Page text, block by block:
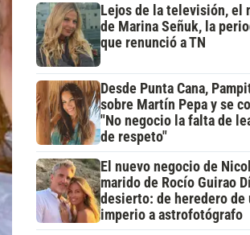
Lejos de la televisión, el
de Marina Señuk, la
que renunció a TN
Desde Punta Cana,
sobre Martín Pepa y se
"No negocio la falta de
de respeto"
El nuevo negocio de
marido de Rocío Guirao
desierto: de heredero de
imperio a astrofotógrafo